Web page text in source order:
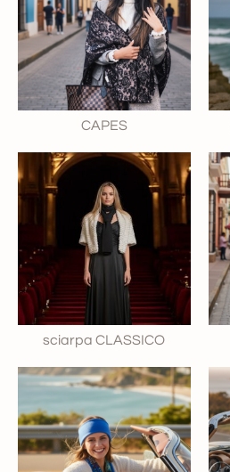
CAPES
sciarpa CLASSICO